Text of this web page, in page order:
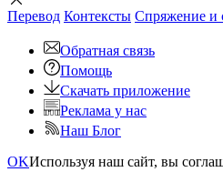
Перевод Контексты Спряжение и
Обратная связь
Помощь
Скачать приложение
Реклама у нас
Наш Блог
OKИспользуя наш сайт, вы